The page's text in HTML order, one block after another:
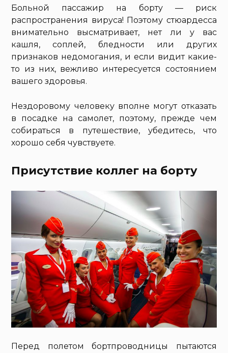
Больной пассажир на борту — риск
распространения вируса! Поэтому стюардесса
внимательно высматривает, нет ли у вас
кашля, соплей, бледности или других
признаков недомогания, и если видит какие-
то из них, вежливо интересуется состоянием
вашего здоровья.
Нездоровому человеку вполне могут отказать
в посадке на самолет, поэтому, прежде чем
собираться в путешествие, убедитесь, что
хорошо себя чувствуете.
Присутствие коллег на борту
Перед полетом бортпроводницы пытаются